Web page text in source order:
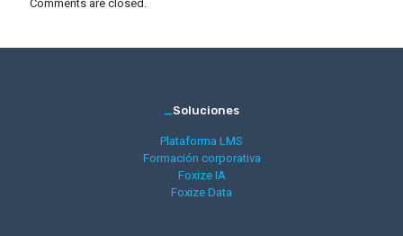
Comments are closed.
_Soluciones
Plataforma LMS
Formación corporativa
Foxize IA
Foxize Data